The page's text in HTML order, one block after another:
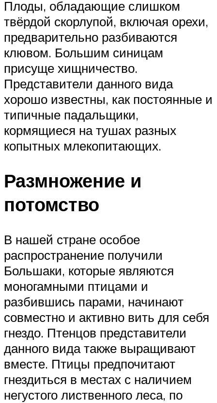
Плоды, обладающие слишком
твёрдой скорлупой, включая орехи,
предварительно разбиваются
клювом. Большим синицам
присуще хищничество.
Представители данного вида
хорошо известны, как постоянные и
типичные падальщики,
кормящиеся на тушах разных
копытных млекопитающих.
Размножение и
потомство
В нашей стране особое
распространение получили
Большаки, которые являются
моногамными птицами и
разбившись парами, начинают
совместно и активно вить для себя
гнездо. Птенцов представители
данного вида также выращивают
вместе. Птицы предпочитают
гнездиться в местах с наличием
негустого лиственного леса, по